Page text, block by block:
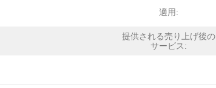
適用:
提供される売り上げ後の
サービス: